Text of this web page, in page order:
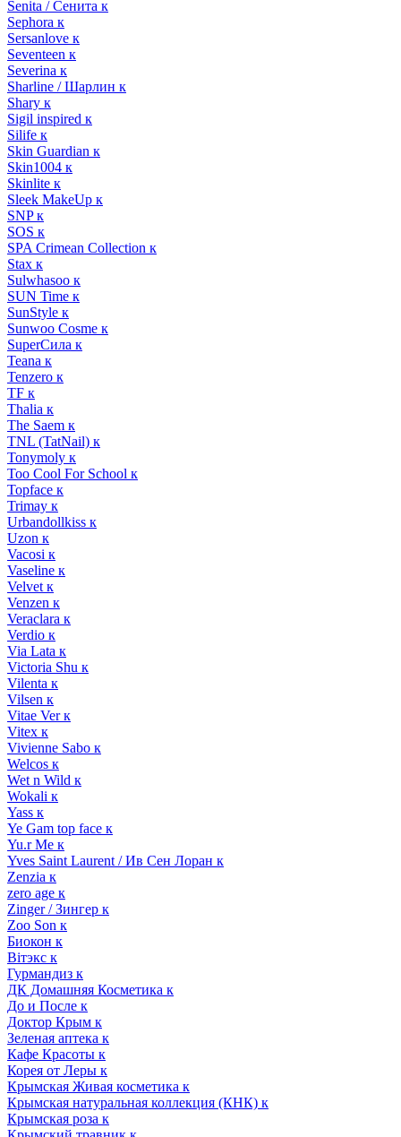
Senita / Сенита к
Sephora к
Sersanlove к
Seventeen к
Severina к
Sharline / Шарлин к
Shary к
Sigil inspired к
Silife к
Skin Guardian к
Skin1004 к
Skinlite к
Sleek MakeUp к
SNP к
SOS к
SPA Crimean Collection к
Stax к
Sulwhasoo к
SUN Time к
SunStyle к
Sunwoo Cosme к
SuperСила к
Teana к
Tenzero к
TF к
Thalia к
The Saem к
TNL (TatNail) к
Tonymoly к
Too Cool For School к
Topface к
Trimay к
Urbandollkiss к
Uzon к
Vacosi к
Vaseline к
Velvet к
Venzen к
Veraclara к
Verdio к
Via Lata к
Victoria Shu к
Vilenta к
Vilsen к
Vitae Ver к
Vitex к
Vivienne Sabo к
Welcos к
Wet n Wild к
Wokali к
Yass к
Ye Gam top face к
Yu.r Me к
Yves Saint Laurent / Ив Сен Лоран к
Zenzia к
zero age к
Zinger / Зингер к
Zoo Son к
Биокон к
Вiтэкс к
Гурмандиз к
ДК Домашняя Косметика к
До и После к
Доктор Крым к
Зеленая аптека к
Кафе Красоты к
Корея от Леры к
Крымская Живая косметика к
Крымская натуральная коллекция (КНК) к
Крымская роза к